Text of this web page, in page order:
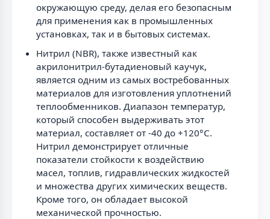
окружающую среду, делая его безопасным
для применения как в промышленных
установках, так и в бытовых системах.
Нитрил (NBR), также известный как
акрилонитрил-бутадиеновый каучук,
является одним из самых востребованных
материалов для изготовления уплотнений
теплообменников. Диапазон температур,
который способен выдерживать этот
материал, составляет от -40 до +120°C.
Нитрил демонстрирует отличные
показатели стойкости к воздействию
масел, топлив, гидравлических жидкостей
и множества других химических веществ.
Кроме того, он обладает высокой
механической прочностью.